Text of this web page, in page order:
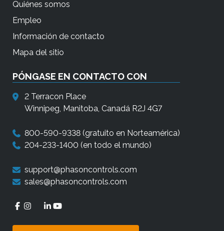
Quiénes somos
Empleo
Información de contacto
Mapa del sitio
PÓNGASE EN CONTACTO CON
2 Terracon Place
Winnipeg, Manitoba, Canadá R2J 4G7
800-590-9338 (gratuito en Norteamérica)
204-233-1400 (en todo el mundo)
support@phasoncontrols.com
sales@phasoncontrols.com